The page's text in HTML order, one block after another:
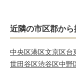
近隣の市区郡から
中央区港区文京区台
世田谷区渋谷区中野